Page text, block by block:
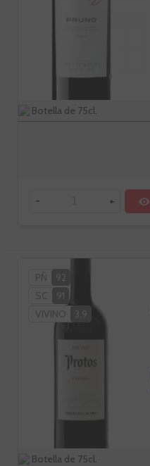
Botella de 75cl.
- +
PÑ
92
SC
91
VIVINO
3,9
Botella de 75cl.